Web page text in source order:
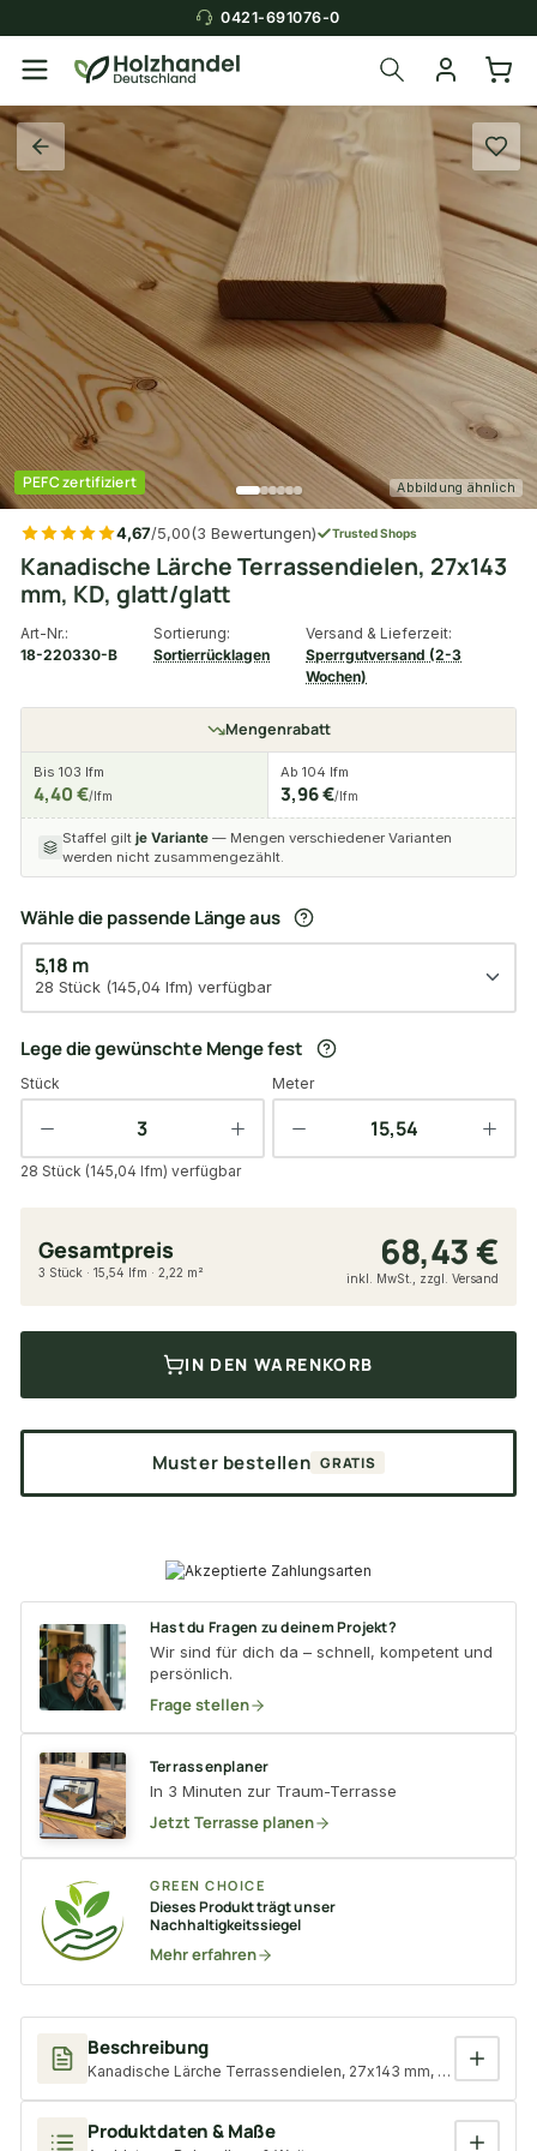
0421-691076-0
PEFC zertifiziert Abbildung ähnlich
Beschreibung
Kanadische Lärche Terrassendielen, 27x143 mm, KD, glatt/glatt
Produktdaten & Maße
4,67/5,00(3 Bewertungen) Trusted Shops
Kanadische Lärche Terrassendielen, 27x143
mm, KD, glatt/glatt
Art-Nr.:
18-220330-B
Sortierung:
Sortierrücklagen
Versand & Lieferzeit:
Sperrgutversand (2-3
Wochen)
Mengenrabatt
Bis 103 lfm
4,40 €/lfm
Ab 104 lfm
3,96 €/lfm
Staffel gilt je Variante — Mengen verschiedener Varianten
werden nicht zusammengezählt.
Wähle die passende Länge aus
5,18 m
28 Stück (145,04 lfm) verfügbar
Lege die gewünschte Menge fest
Stück Meter
28 Stück (145,04 lfm) verfügbar
Gesamtpreis 68,43 €
3 Stück · 15,54 lfm · 2,22 m² inkl. MwSt., zzgl. Versand
IN DEN WARENKORB
Muster bestellen GRATIS
Hast du Fragen zu deinem Projekt?
Wir sind für dich da – schnell, kompetent und
persönlich.
Frage stellen
Terrassenplaner
In 3 Minuten zur Traum-Terrasse
Jetzt Terrasse planen
GREEN CHOICE
Dieses Produkt trägt unser
Nachhaltigkeitssiegel
Mehr erfahren